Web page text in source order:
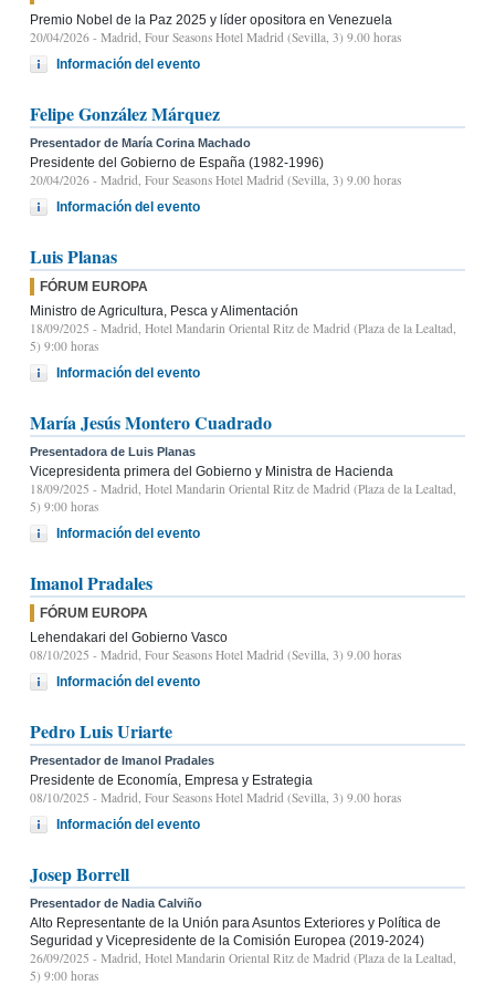
Premio Nobel de la Paz 2025 y líder opositora en Venezuela
20/04/2026 - Madrid, Four Seasons Hotel Madrid (Sevilla, 3) 9.00 horas
Información del evento
Felipe González Márquez
Presentador de María Corina Machado
Presidente del Gobierno de España (1982-1996)
20/04/2026 - Madrid, Four Seasons Hotel Madrid (Sevilla, 3) 9.00 horas
Información del evento
Luis Planas
FÓRUM EUROPA
Ministro de Agricultura, Pesca y Alimentación
18/09/2025 - Madrid, Hotel Mandarin Oriental Ritz de Madrid (Plaza de la Lealtad,
5) 9:00 horas
Información del evento
María Jesús Montero Cuadrado
Presentadora de Luis Planas
Vicepresidenta primera del Gobierno y Ministra de Hacienda
18/09/2025 - Madrid, Hotel Mandarin Oriental Ritz de Madrid (Plaza de la Lealtad,
5) 9:00 horas
Información del evento
Imanol Pradales
FÓRUM EUROPA
Lehendakari del Gobierno Vasco
08/10/2025 - Madrid, Four Seasons Hotel Madrid (Sevilla, 3) 9.00 horas
Información del evento
Pedro Luis Uriarte
Presentador de Imanol Pradales
Presidente de Economía, Empresa y Estrategia
08/10/2025 - Madrid, Four Seasons Hotel Madrid (Sevilla, 3) 9.00 horas
Información del evento
Josep Borrell
Presentador de Nadia Calviño
Alto Representante de la Unión para Asuntos Exteriores y Política de
Seguridad y Vicepresidente de la Comisión Europea (2019-2024)
26/09/2025 - Madrid, Hotel Mandarin Oriental Ritz de Madrid (Plaza de la Lealtad,
5) 9:00 horas